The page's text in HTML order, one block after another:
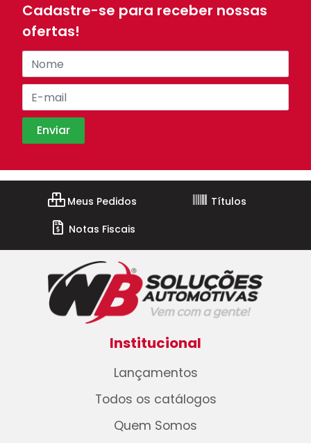
Cadastre-se para receber nossas
ofertas!
Meus Pedidos
Títulos
Notas Fiscais
Institucional
Lançamentos
Todos os catálogos
Quem Somos